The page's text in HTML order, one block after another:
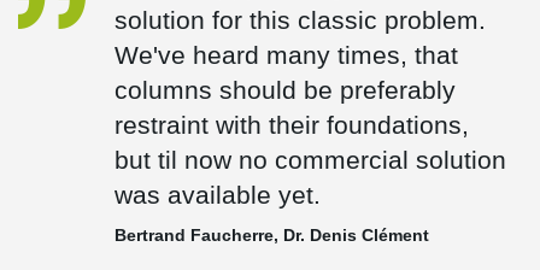
solution for this classic problem.
We've heard many times, that
columns should be preferably
restraint with their foundations,
but til now no commercial solution
was available yet.
Bertrand Faucherre, Dr. Denis Clément